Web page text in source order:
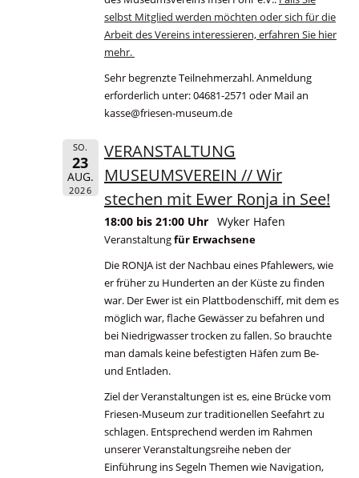
selbst Mitglied werden möchten oder sich für die
Arbeit des Vereins interessieren, erfahren Sie hier
mehr.
Sehr begrenzte Teilnehmerzahl. Anmeldung
erforderlich unter: 04681-2571 oder Mail an
kasse@friesen-museum.de
SO.
23
AUG.
2026
VERANSTALTUNG
MUSEUMSVEREIN // Wir
stechen mit Ewer Ronja in See!
18:00 bis 21:00 Uhr Wyker Hafen
Veranstaltungfür Erwachsene
Die RONJA ist der Nachbau eines Pfahlewers, wie
er früher zu Hunderten an der Küste zu finden
war. Der Ewer ist ein Plattbodenschiff, mit dem es
möglich war, flache Gewässer zu befahren und
bei Niedrigwasser trocken zu fallen. So brauchte
man damals keine befestigten Häfen zum Be-
und Entladen.
Ziel der Veranstaltungen ist es, eine Brücke vom
Friesen-Museum zur traditionellen Seefahrt zu
schlagen. Entsprechend werden im Rahmen
unserer Veranstaltungsreihe neben der
Einführung ins Segeln Themen wie Navigation,